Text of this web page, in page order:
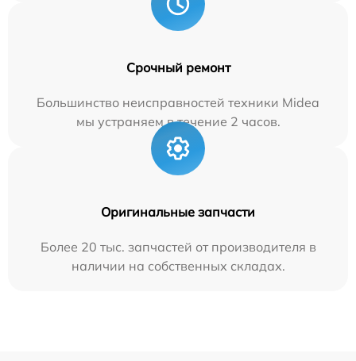
Срочный ремонт
Большинство неисправностей техники Midea
мы устраняем в течение 2 часов.
Оригинальные запчасти
Более 20 тыс. запчастей от производителя в
наличии на собственных складах.